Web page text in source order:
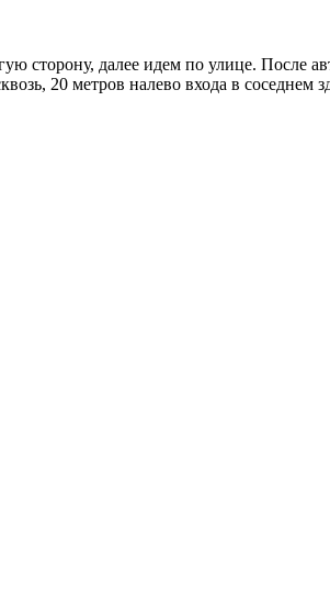
сторону, далее идем по улице. После
20 метров налево входа в соседнем